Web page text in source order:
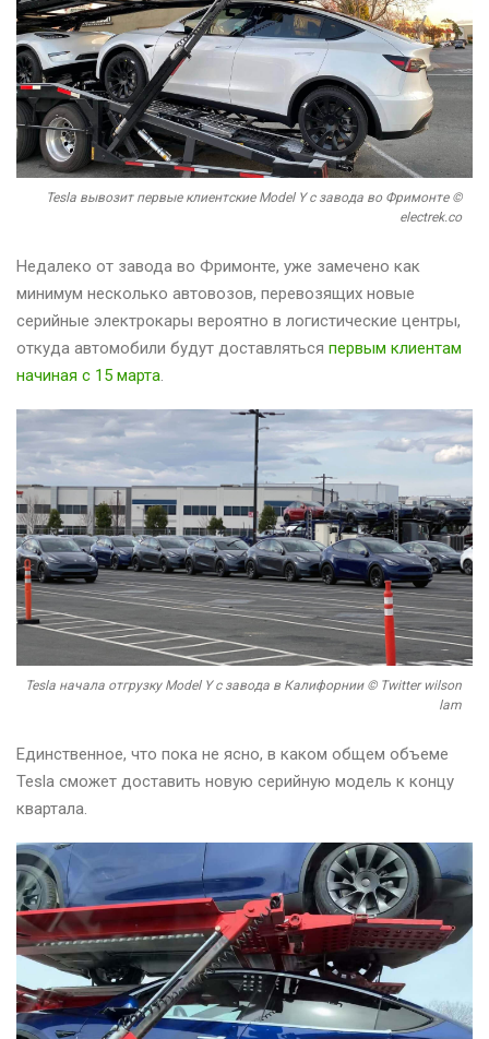
Tesla вывозит первые клиентские Model Y с завода во Фримонте ©
electrek.co
Недалеко от завода во Фримонте, уже замечено как
минимум несколько автовозов, перевозящих новые
серийные электрокары вероятно в логистические центры,
откуда автомобили будут доставляться первым клиентам
начиная с 15 марта
Tesla начала отгрузку Model Y с завода в Калифорнии © Twitter wilson
lam
Единственное, что пока не ясно, в каком общем объеме
Tesla сможет доставить новую серийную модель к концу
квартала.